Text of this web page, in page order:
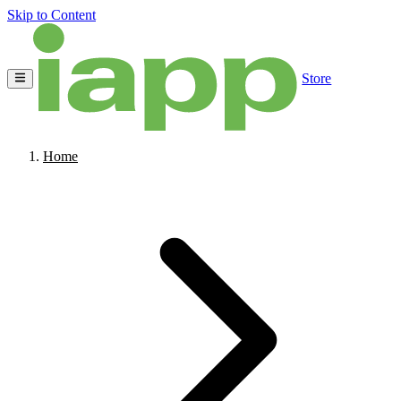
Skip to Content
Store
Home